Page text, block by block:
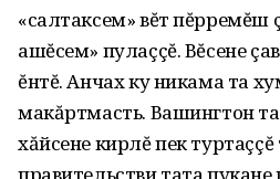
«салтаксем» вĕт пĕрремĕш
ашĕсем» пулаççĕ. Вĕсене
ĕнтĕ. Анчах ку никама та
макăртмасть. Вашингтон
хăйсене кирлĕ пек